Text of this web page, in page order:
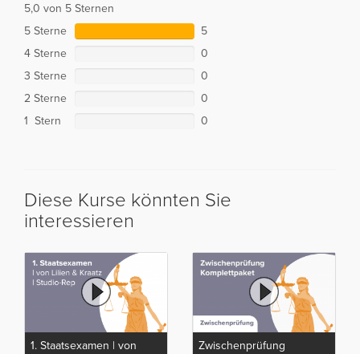
5,0 von 5 Sternen
5 Sterne
5
4 Sterne
0
3 Sterne
0
2 Sterne
0
1 Stern
0
Diese Kurse könnten Sie
interessieren
1. Staatsexamen | von
Zwischenprüfung